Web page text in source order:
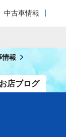
中古車情報
お店ブログ
情報